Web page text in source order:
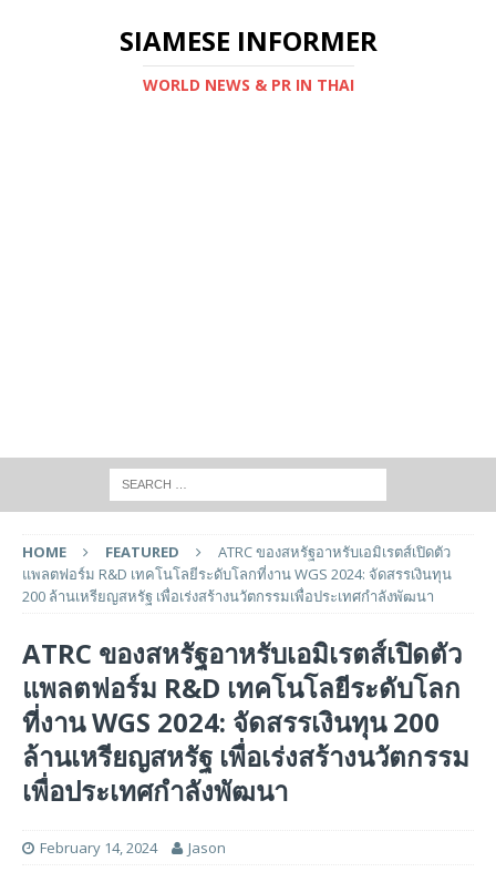
SIAMESE INFORMER
WORLD NEWS & PR IN THAI
HOME FEATURED
ATRC ของสหรัฐอาหรับเอมิเรตส์เปิดตัว
แพลตฟอร์ม R&D เทคโนโลยีระดับโลกที่งาน WGS 2024: จัดสรรเงินทุน
200 ล้านเหรียญสหรัฐ เพื่อเร่งสร้างนวัตกรรมเพื่อประเทศกําลังพัฒนา
ATRC ของสหรัฐอาหรับเอมิเรตส์เปิดตัว
แพลตฟอร์ม R&D เทคโนโลยีระดับโลก
ที่งาน WGS 2024: จัดสรรเงินทุน 200
ล้านเหรียญสหรัฐ เพื่อเร่งสร้างนวัตกรรม
เพื่อประเทศกําลังพัฒนา
February 14, 2024 Jason